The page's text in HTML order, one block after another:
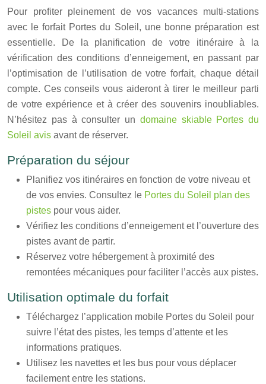
Pour profiter pleinement de vos vacances multi-stations
avec le forfait Portes du Soleil, une bonne préparation est
essentielle. De la planification de votre itinéraire à la
vérification des conditions d’enneigement, en passant par
l’optimisation de l’utilisation de votre forfait, chaque détail
compte. Ces conseils vous aideront à tirer le meilleur parti
de votre expérience et à créer des souvenirs inoubliables.
N’hésitez pas à consulter un domaine skiable Portes du
Soleil avis avant de réserver.
Préparation du séjour
Planifiez vos itinéraires en fonction de votre niveau et
de vos envies. Consultez le Portes du Soleil plan des
pistes pour vous aider.
Vérifiez les conditions d’enneigement et l’ouverture des
pistes avant de partir.
Réservez votre hébergement à proximité des
remontées mécaniques pour faciliter l’accès aux pistes.
Utilisation optimale du forfait
Téléchargez l’application mobile Portes du Soleil pour
suivre l’état des pistes, les temps d’attente et les
informations pratiques.
Utilisez les navettes et les bus pour vous déplacer
facilement entre les stations.